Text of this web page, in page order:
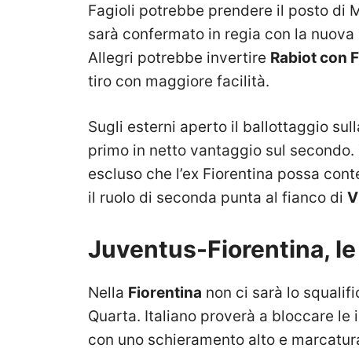
Fagioli potrebbe prendere il posto di
sarà confermato in regia con la
Allegri potrebbe invertire Rabiot con
tiro con maggiore facilità.
Sugli esterni aperto il ballottaggio
primo in netto vantaggio sul
escluso che l’ex Fiorentina possa
il ruolo di seconda punta al fianco di
Juventus-Fiorentina,
Nella Fiorentina non ci sarà lo
Quarta. Italiano proverà a bloccare
con uno schieramento alto e